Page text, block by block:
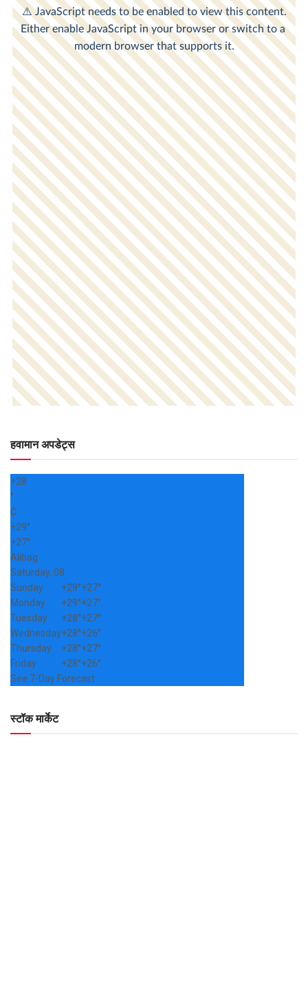
हवामान अपडेट्स
+28
°
C
+29°
+27°
Alibag
Saturday, 08
Sunday
+29°+27°
Monday
+29°+27°
Tuesday
+28°+27°
Wednesday+28°+26°
Thursday
+28°+27°
Friday
+28°+26°
See 7-Day Forecast
स्टॉक मार्केट